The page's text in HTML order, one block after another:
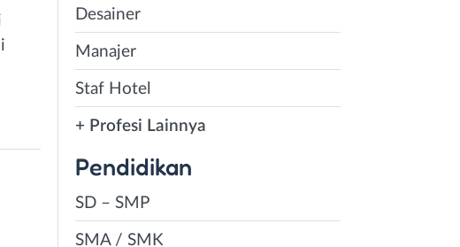
Desainer
Manajer
Staf Hotel
+ Profesi Lainnya
Pendidikan
SD – SMP
SMA / SMK